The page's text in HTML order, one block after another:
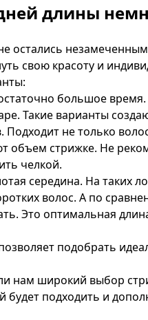
длины
остались
свою красоту и
большое
Такие варианты
Подходит не только
объем стрижке. Не
челкой.
середина. На таких
волос. А по
Это оптимальная
подобрать
нам широкий выбор
будет подходить и